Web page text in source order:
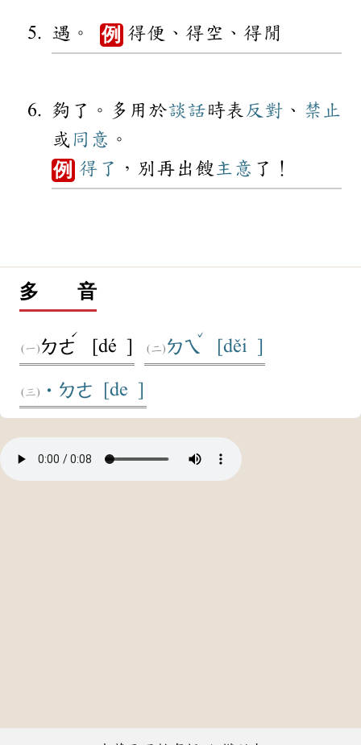
遇。 例 得便、得空、得閒
夠了。多用於談話時表 反對 、 禁止
或 同意 。
例 得了 ，別再出餿 主意 了！
多 音
ㄉㄜ
ˊ
[dé ] ㄉㄟ
ˇ
[děi ]
˙ㄉㄜ [de ]